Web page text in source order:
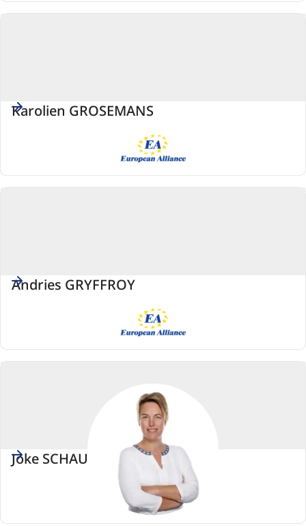
Karolien GROSEMANS
Europejskiego)
Andries GRYFFROY
Europejskiego)
Joke SCHAUVLIEGE
EPL
(Europejska